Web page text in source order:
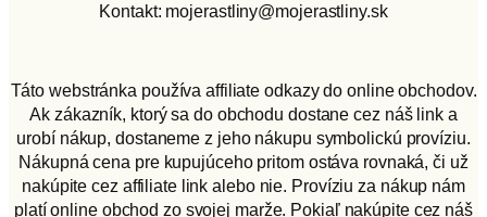
Kontakt: mojerastliny@mojerastliny.sk
Táto webstránka používa affiliate odkazy do online obchodov.
Ak zákazník, ktorý sa do obchodu dostane cez náš link a
urobí nákup, dostaneme z jeho nákupu symbolickú províziu.
Nákupná cena pre kupujúceho pritom ostáva rovnaká, či už
nakúpite cez affiliate link alebo nie. Províziu za nákup nám
platí online obchod zo svojej marže. Pokiaľ nakúpite cez náš